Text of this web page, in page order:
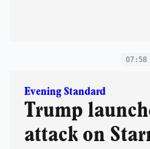
07:58
Evening Standard
Trump
attack on